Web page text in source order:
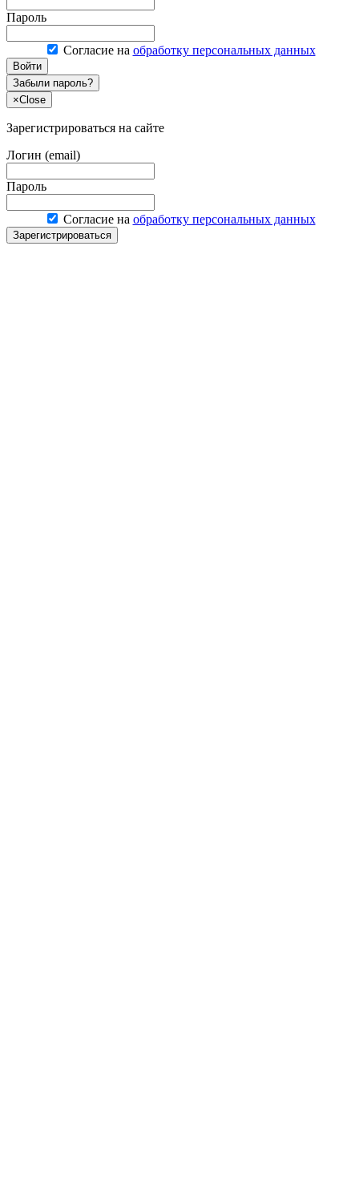
Пароль
Согласие на обработку персональных данных
Войти
Забыли пароль?
×Close
Зарегистрироваться на сайте
Логин (email)
Пароль
Согласие на обработку персональных данных
Зарегистрироваться